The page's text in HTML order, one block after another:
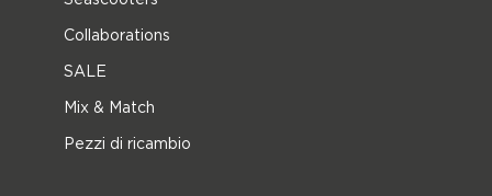
Collaborations
SALE
Mix & Match
Pezzi di ricambio